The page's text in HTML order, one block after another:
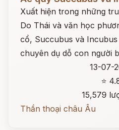
Xuất hiện trong những
Do Thái và văn học
cổ, Succubus và
chuyên dụ dỗ con người
13-07-
⭐
15,579
Thần thoại châu Âu